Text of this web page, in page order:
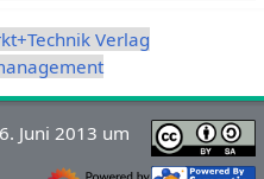
Verlag
Juni 2013 um